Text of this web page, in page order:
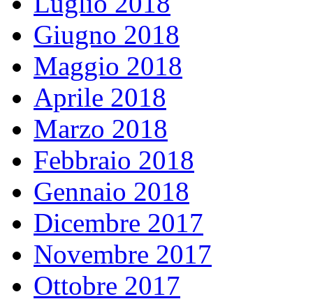
Giugno 2018
Maggio 2018
Aprile 2018
Marzo 2018
Febbraio 2018
Gennaio 2018
Dicembre 2017
Novembre 2017
Ottobre 2017